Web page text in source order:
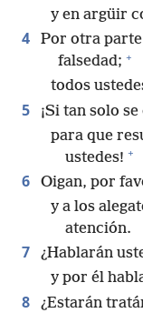
y en argüir
4
Por otra
falsedad; +
todos
5
¡Si tan solo
para que
ustedes! +
6 Oigan, por
y a los
atención.
7
¿Hablarán
y por él
8 ¿Estarán